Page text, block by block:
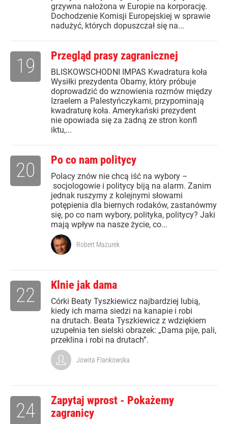
grzywna nałożona w Europie na korporację.
Dochodzenie Komisji Europejskiej w sprawie
nadużyć, których dopuszczał się na...
Przegląd prasy zagranicznej
BLISKOWSCHODNI IMPAS Kwadratura koła
Wysiłki prezydenta Obamy, który próbuje
doprowadzić do wznowienia rozmów między
Izraelem a Palestyńczykami, przypominają
kwadraturę koła. Amerykański prezydent
nie opowiada się za żadną ze stron konfl
iktu,...
19
Po co nam politycy
Polacy znów nie chcą iść na wybory –
socjologowie i politycy biją na alarm. Zanim
jednak ruszymy z kolejnymi słowami
potępienia dla biernych rodaków, zastanówmy
się, po co nam wybory, polityka, politycy? Jaki
mają wpływ na nasze życie, co...
20
Robert Mazurek
Klnie jak dama
Córki Beaty Tyszkiewicz najbardziej lubią,
kiedy ich mama siedzi na kanapie i robi
na drutach. Beata Tyszkiewicz z wdziękiem
uzupełnia ten sielski obrazek: „Dama pije, pali,
przeklina i robi na drutach”.
22
Jowita Flankowska
Zapytaj wprost - Pokażemy
zagranicy
24